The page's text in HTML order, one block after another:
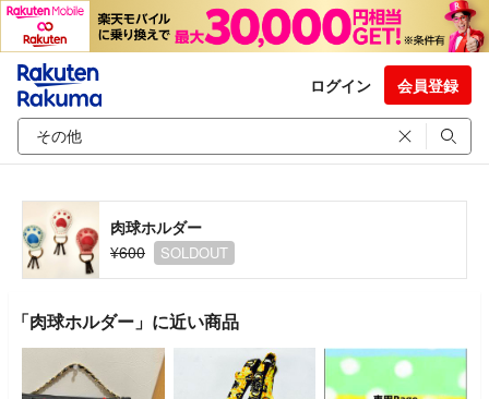
ログイン 会員登録
肉球ホルダー
¥600
SOLDOUT
「肉球ホルダー」に近い商品